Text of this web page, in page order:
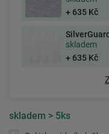
+ 635 Kč
SilverGuard
skladem
+ 635 Kč
skladem > 5ks